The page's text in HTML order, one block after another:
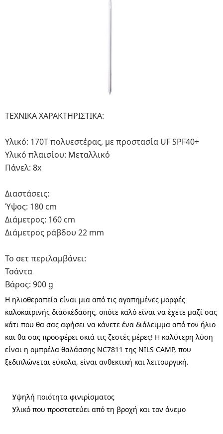
ΤΕΧΝΙΚΑ ΧΑΡΑΚΤΗΡΙΣΤΙΚΑ:
Υλικό: 170T πολυεστέρας, με προστασία UF SPF40+
Υλικό πλαισίου: Μεταλλικό
Πάνελ: 8x
Διαστάσεις:
Ύψος: 180 cm
Διάμετρος: 160 cm
Διάμετρος ράβδου 22 mm
Το σετ περιλαμβάνει:
Τσάντα
Βάρος: 900 g
Η ηλιοθεραπεία είναι μια από τις αγαπημένες μορφές
καλοκαιρινής διασκέδασης, οπότε καλό είναι να έχετε μαζί σας
κάτι που θα σας αφήσει να κάνετε ένα διάλειμμα από τον ήλιο
και θα σας προσφέρει σκιά τις ζεστές μέρες! Η καλύτερη λύση
είναι η ομπρέλα θαλάσσης NC7811 της NILS CAMP, που
ξεδιπλώνεται εύκολα, είναι ανθεκτική και λειτουργική.
Υψηλή ποιότητα φινιρίσματος
Υλικό που προστατεύει από τη βροχή και τον άνεμο